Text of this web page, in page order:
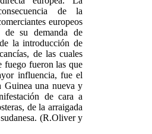
de la
europeos
su demanda de
la introducción de
de las cuales
fuego fueron las que
influencia, fue el
Guinea una nueva y
de cara a
de la arraigada
(R.Oliver y